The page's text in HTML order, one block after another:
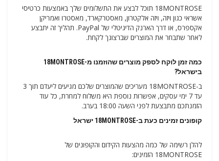
18MONTROSE תוכל לבצע את התשלומים שלך באמצעות כרטיסי
אשראי כגון ויזה, ויזה אלקטרון, מאסטרקארד, מאסטרו ואמריקן
אקספרס, או דרך הארנק הדיגיטלי של PayPal. תהליך זה יתבצע
לאחר שתבחר את המוצרים שברצונך לקחת.
כמה זמן לוקח לספק מוצרים שהוזמנו מ-18MONTROSE
בישראל?
ב-18MONTROSE מעריכים שהמוצרים שלכם מגיעים ליעדם תוך 3
עד 7 ימי עסקים, אפשרות נוספת היא משלוח למחרת, כל עוד
הזמנתכם מתבצעת לפני השעה 18:00 בערב.
קופונים זמינים כעת ב-18MONTROSE ישראל
להלן רשימה של כמה מהצעות הקידום והקופונים של
18MONTROSE הזמינים: